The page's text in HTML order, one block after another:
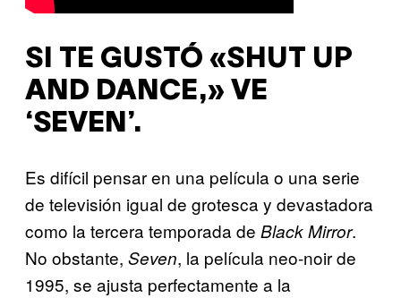
SI TE GUSTÓ «SHUT UP
AND DANCE,» VE
‘SEVEN’.
Es difícil pensar en una película o una serie
de televisión igual de grotesca y devastadora
como la tercera temporada de Black Mirror.
No obstante, Seven, la película neo-noirde
1995, se ajusta perfectamente a la